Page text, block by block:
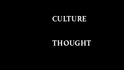
CULTURE
THOUGHT